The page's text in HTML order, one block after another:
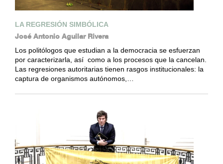
LA REGRESIÓN SIMBÓLICA
José Antonio Aguilar Rivera
Los politólogos que estudian a la democracia se esfuerzan
por caracterizarla, así como a los procesos que la cancelan.
Las regresiones autoritarias tienen rasgos institucionales: la
captura de organismos autónomos,…